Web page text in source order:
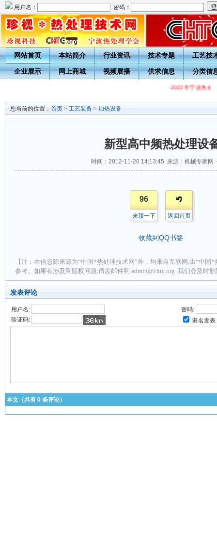
用户名： 密码：
网站首页 本站简介 行业资讯 技术专题 工艺技
企业展示 网上商城 视频展播 供求信息 分类信
·2022年宁波热处
您当前的位置： 首页 > 工艺装备 > 加热设备
新型高中频热处理设
时间：2012-11-20 14:13:45 来源：机械专家网
96
来顶一下 返回首页
收藏到QQ书签
【注：本信息除来源为“中国*热处理技术网”外，均来自互联网,由“中国
参考。如果有涉及到版权问题,请发邮件到 admin@chte.org ,我们会及时
发表评论
用户名:
密码:
验证码:
匿名发表
本文（共有 0 条评论）